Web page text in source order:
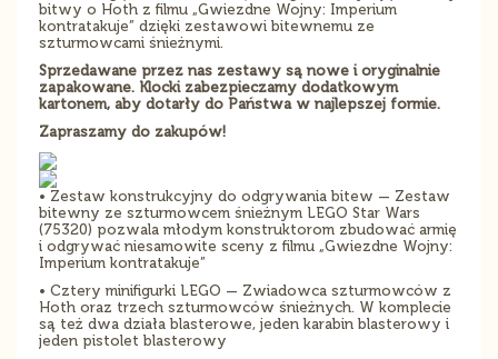
bitwy o Hoth z filmu „Gwiezdne Wojny: Imperium
kontratakuje” dzięki zestawowi bitewnemu ze
szturmowcami śnieżnymi.
Sprzedawane przez nas zestawy są nowe i oryginalnie
zapakowane. Klocki zabezpieczamy dodatkowym
kartonem, aby dotarły do Państwa w najlepszej formie.
Zapraszamy do zakupów!
• Zestaw konstrukcyjny do odgrywania bitew — Zestaw
bitewny ze szturmowcem śnieżnym LEGO Star Wars
(75320) pozwala młodym konstruktorom zbudować armię
i odgrywać niesamowite sceny z filmu „Gwiezdne Wojny:
Imperium kontratakuje”
• Cztery minifigurki LEGO — Zwiadowca szturmowców z
Hoth oraz trzech szturmowców śnieżnych. W komplecie
są też dwa działa blasterowe, jeden karabin blasterowy i
jeden pistolet blasterowy